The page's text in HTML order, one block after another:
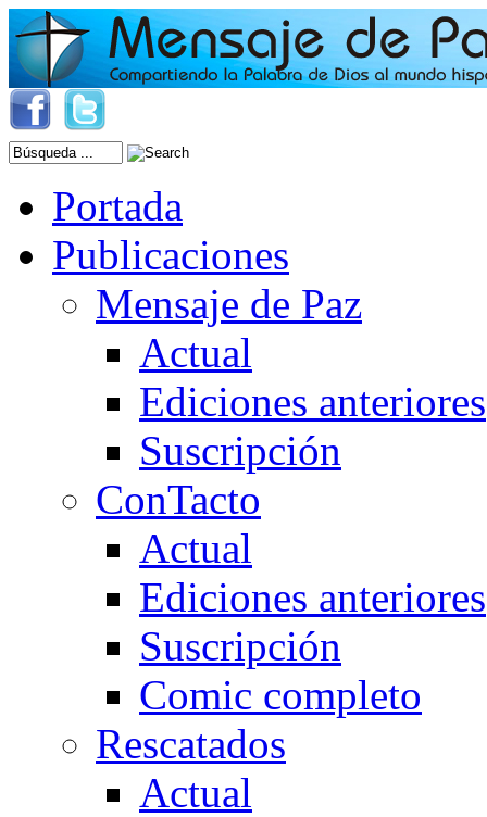
Portada
Publicaciones
Mensaje de Paz
Actual
Ediciones anteriores
Suscripción
ConTacto
Actual
Ediciones anteriores
Suscripción
Comic completo
Rescatados
Actual